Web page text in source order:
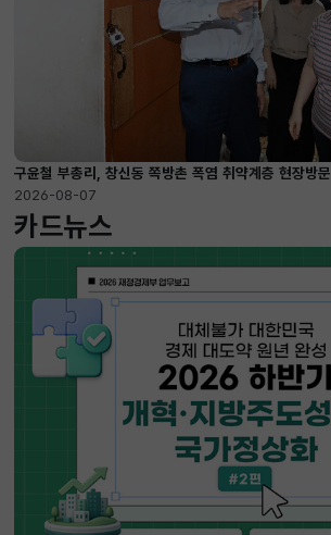
구윤철 부총리, 창신동 쪽방촌 폭염 취약계층 현장방문
2026-08-07
카드뉴스